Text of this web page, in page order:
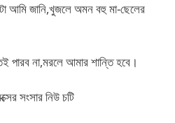
আমি জানি,খুজলে অমন বহু মা-ছেলের
পারব না,মরলে আমার শান্তি হবে।
সংসার নিউ চটি